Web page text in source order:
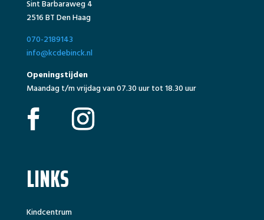
Sint Barbaraweg 4
2516 BT Den Haag
070-2189143
info@kcdebinck.nl
Openingstijden
Maandag t/m vrijdag van 07.30 uur tot 18.30 uur
LINKS
Kindcentrum